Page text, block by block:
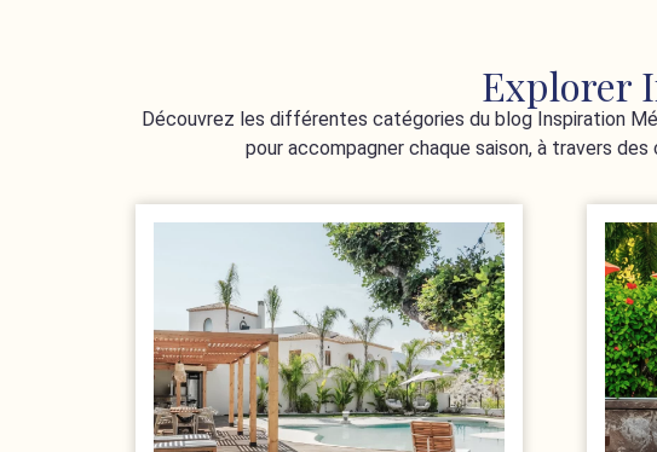
Explorer
Découvrez les différentes catégories du blog Inspiration
pour accompagner chaque saison, à travers